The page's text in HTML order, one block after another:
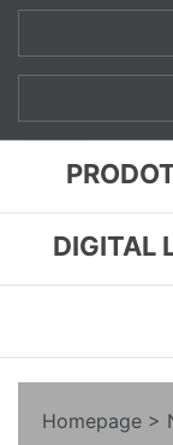
DIGITAL
Homepage >